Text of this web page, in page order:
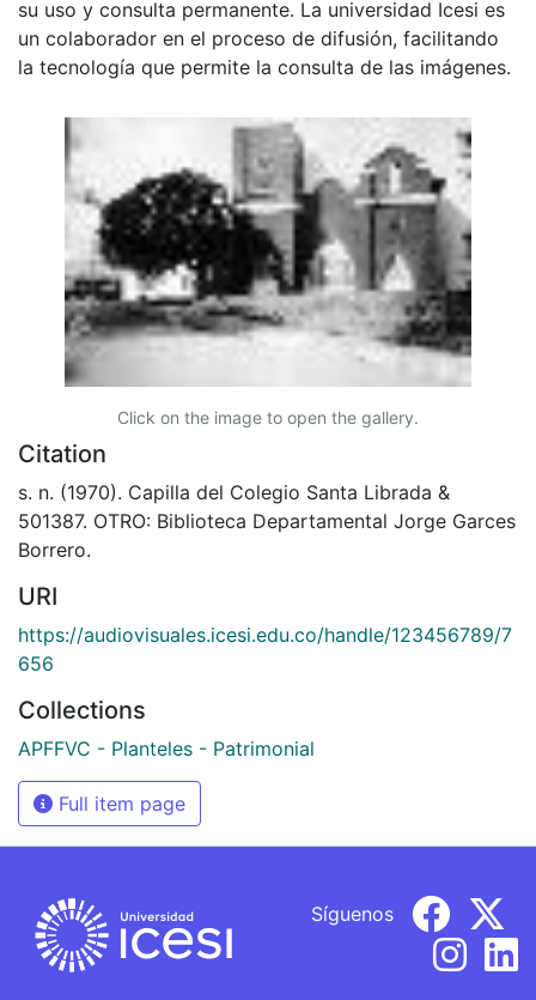
su uso y consulta permanente. La universidad Icesi es
un colaborador en el proceso de difusión, facilitando
la tecnología que permite la consulta de las imágenes.
Click on the image to open the gallery.
Citation
s. n. (1970). Capilla del Colegio Santa Librada &
501387. OTRO: Biblioteca Departamental Jorge Garces
Borrero.
URI
https://audiovisuales.icesi.edu.co/handle/123456789/7
656
Collections
APFFVC - Planteles - Patrimonial
Full item page
Síguenos